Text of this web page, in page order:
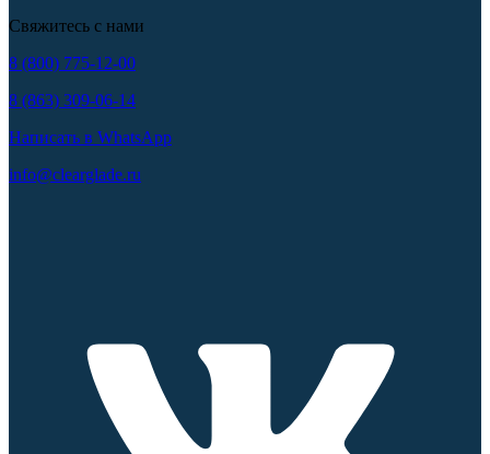
Свяжитесь с нами
8 (800) 775-12-00
8 (863) 309-06-14
Написать в WhatsApp
info@clearglade.ru